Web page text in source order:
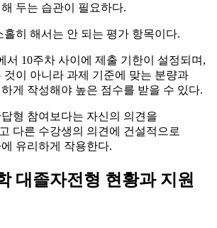
두는 습관이 필요하다.
히 해서는 안 되는 평가 항목이다.
서 10주차 사이에 제출 기한이 설정되며,
것이 아니라 과제 기준에 맞는 분량과
게 작성해야 높은 점수를 받을 수 있다.
형 참여보다는 자신의 의견을
다른 수강생의 의견에 건설적으로
유리하게 작용한다.
대졸자전형 현황과 지원